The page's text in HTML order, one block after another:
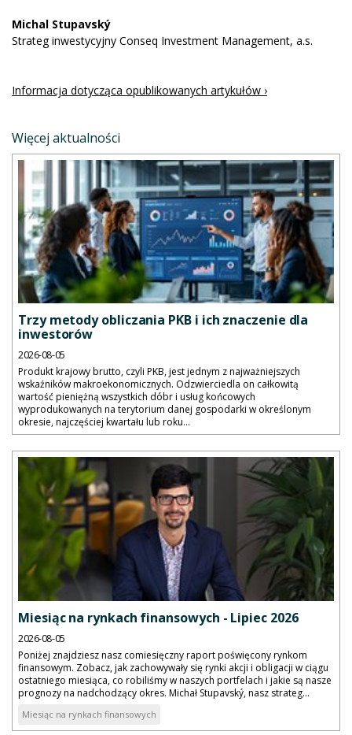
Michal Stupavský
Strateg inwestycyjny Conseq Investment Management, a.s.
Informacja dotycząca opublikowanych artykułów ›
Więcej aktualności
Trzy metody obliczania PKB i ich znaczenie dla
inwestorów
2026-08-05
Produkt krajowy brutto, czyli PKB, jest jednym z najważniejszych
wskaźników makroekonomicznych. Odzwierciedla on całkowitą
wartość pieniężną wszystkich dóbr i usług końcowych
wyprodukowanych na terytorium danej gospodarki w określonym
okresie, najczęściej kwartału lub roku...
Miesiąc na rynkach finansowych - Lipiec 2026
2026-08-05
Poniżej znajdziesz nasz comiesięczny raport poświęcony rynkom
finansowym. Zobacz, jak zachowywały się rynki akcji i obligacji w ciągu
ostatniego miesiąca, co robiliśmy w naszych portfelach i jakie są nasze
prognozy na nadchodzący okres. Michał Stupavský, nasz strateg...
Miesiąc na rynkach finansowych